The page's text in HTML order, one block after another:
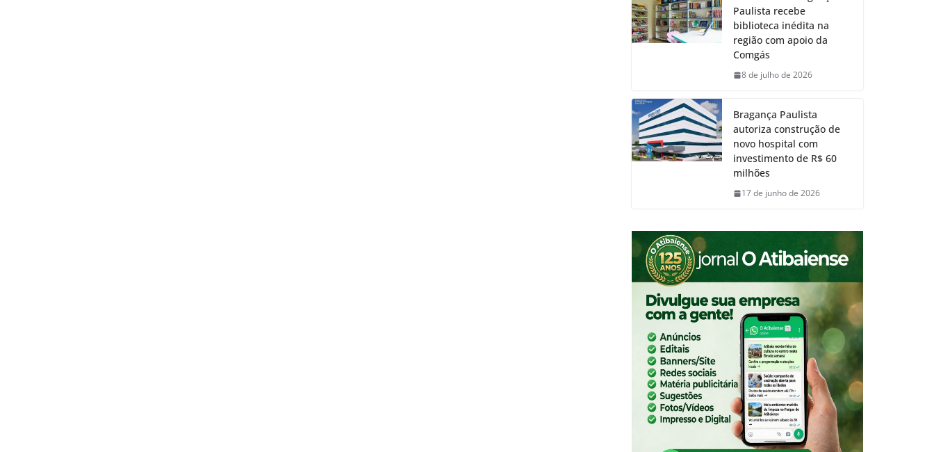
Paulista recebe
biblioteca inédita na
região com apoio da
Comgás
8 de julho de 2026
Bragança Paulista
autoriza construção de
novo hospital com
investimento de R$ 60
milhões
17 de junho de 2026